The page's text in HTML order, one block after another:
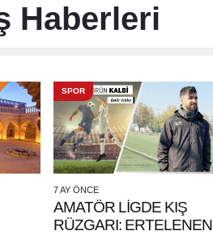
Haberleri
SPOR
7 AY ÖNCE
AMATÖR LİGDE KIŞ
RÜZGARI: ERTELENEN